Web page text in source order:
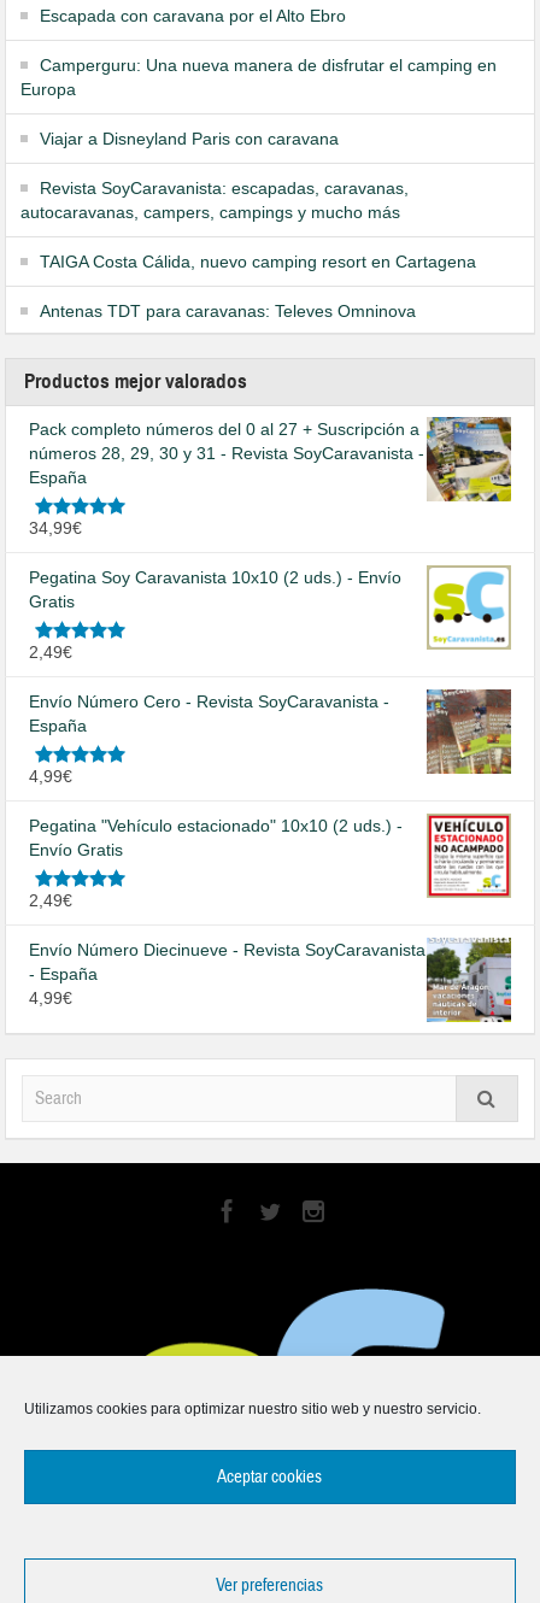
Utilizamos cookies para optimizar nuestro sitio web y nuestro servicio.
Aceptar cookies
Ver preferencias
Escapada con caravana por el Alto Ebro
Camperguru: Una nueva manera de disfrutar el camping en
Europa
Viajar a Disneyland Paris con caravana
Revista SoyCaravanista: escapadas, caravanas,
autocaravanas, campers, campings y mucho más
TAIGA Costa Cálida, nuevo camping resort en Cartagena
Antenas TDT para caravanas: Televes Omninova
Productos mejor valorados
Pack completo números del 0 al 27 + Suscripción a
números 28, 29, 30 y 31 - Revista SoyCaravanista -
España
Valorado
34,99€
Pegatina Soy Caravanista 10x10 (2 uds.) - Envío
Gratis
Valorado
2,49€
Envío Número Cero - Revista SoyCaravanista -
España
Valorado
4,99€
Pegatina "Vehículo estacionado" 10x10 (2 uds.) -
Envío Gratis
Valorado
2,49€
Envío Número Diecinueve - Revista SoyCaravanista
- España
4,99€